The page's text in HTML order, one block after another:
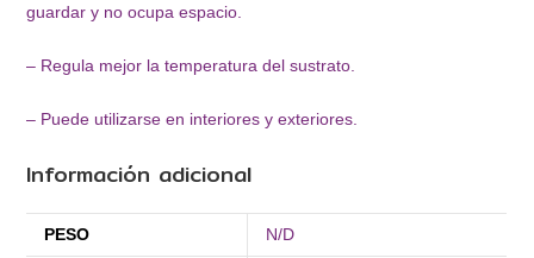
guardar y no ocupa espacio.
– Regula mejor la temperatura del sustrato.
– Puede utilizarse en interiores y exteriores.
Información adicional
PESO N/D